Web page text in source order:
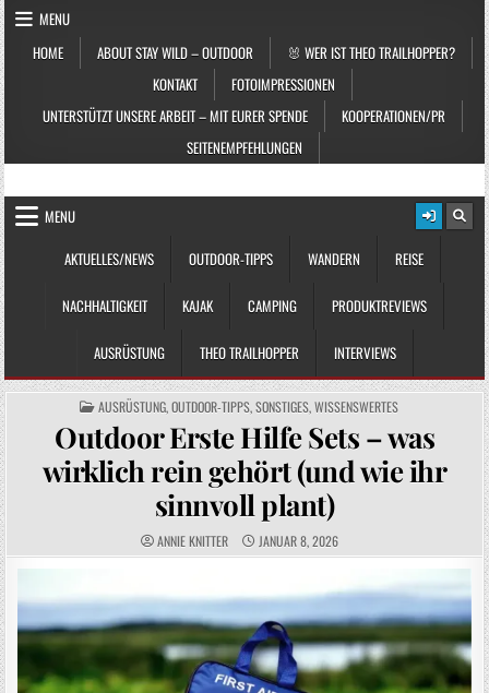
Skip to content
MENU
HOME
ABOUT STAY WILD – OUTDOOR
🐰 WER IST THEO TRAILHOPPER?
KONTAKT
FOTOIMPRESSIONEN
UNTERSTÜTZT UNSERE ARBEIT – MIT EURER SPENDE
KOOPERATIONEN/PR
SEITENEMPFEHLUNGEN
STAY WILD – OUTDOOR
MENU
AKTUELLES/NEWS
OUTDOOR-TIPPS WANDERN REISE
NACHHALTIGKEIT KAJAK CAMPING PRODUKTREVIEWS
AUSRÜSTUNG THEO TRAILHOPPER INTERVIEWS
POSTED IN
AUSRÜSTUNG,OUTDOOR-TIPPS,SONSTIGES,WISSENSWERTES
Outdoor Erste Hilfe Sets – was
wirklich rein gehört (und wie ihr
sinnvoll plant)
AUTHOR:
ANNIE KNITTER PUBLISHED DATE:
JANUAR 8, 2026